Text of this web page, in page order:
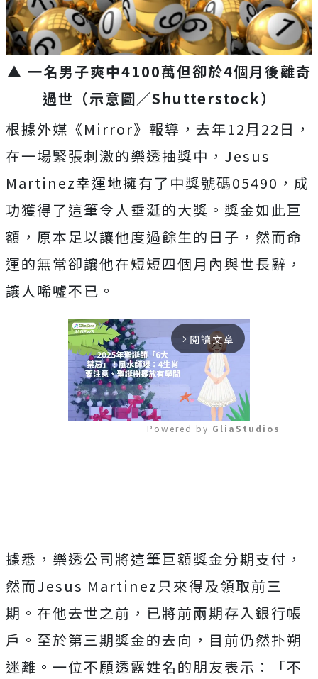
▲ 一名男子爽中4100萬但卻於4個月後離奇
過世（示意圖／Shutterstock）
根據外媒《Mirror》報導，去年12月22日，
在一場緊張刺激的樂透抽獎中，Jesus
Martinez幸運地擁有了中獎號碼05490，成
功獲得了這筆令人垂涎的大獎。獎金如此巨
額，原本足以讓他度過餘生的日子，然而命
運的無常卻讓他在短短四個月內與世長辭，
讓人唏噓不已。
arrow_forward_ios 閱讀文章
Powered by GliaStudios
據悉，樂透公司將這筆巨額獎金分期支付，
然而Jesus Martinez只來得及領取前三
期。在他去世之前，已將前兩期存入銀行帳
戶。至於第三期獎金的去向，目前仍然扑朔
迷離。一位不願透露姓名的朋友表示：「不